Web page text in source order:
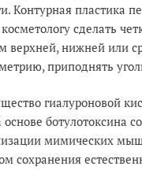
Контурная пластика
сделать
верхней, нижней или
приподнять
гиалуроновой
ботулотоксина
мимических
сохранения